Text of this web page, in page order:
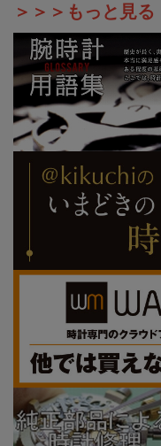
＞＞＞もっと見る